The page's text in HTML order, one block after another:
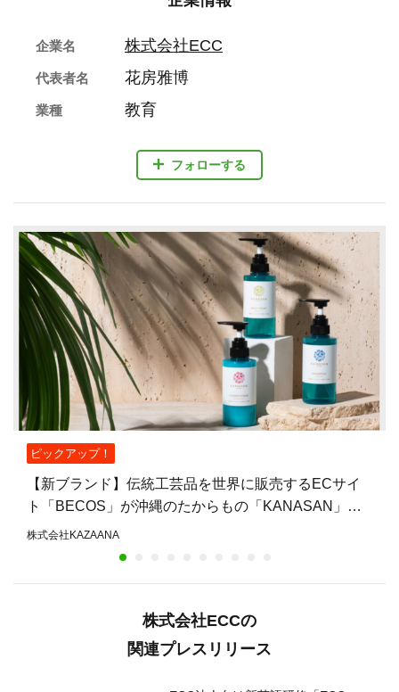
フォローする
企業名 株式会社ECC
代表者名 花房雅博
業種 教育
ピックアップ！
【新ブランド】伝統工芸品を世界に販売するECサイ
ト「BECOS」が沖縄のたからもの「KANASAN」の
取り扱いを開始！
株式会社KAZAANA
株式会社ECCの
関連プレスリリース